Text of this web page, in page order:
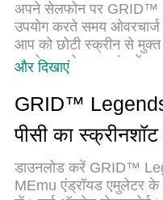
अपने सेलफोन पर GRID™
उपयोग करते समय
आप को छोटी स्क्रीन से
उपयोग करने का आनंद लें।
सभी आश्चर्यजनक सुविधाओं
उम्मीद थी: त्वरित इंस्टॉल
बैटरी की कोई सीमा नहीं,
करने का सबसे अच्छा
के साथ कोडित, बहु-
और दिखाएं
GRID™
पीसी का
डाउनलोड करें GRID™
MEmu एंड्रॉयड एमुलेटर